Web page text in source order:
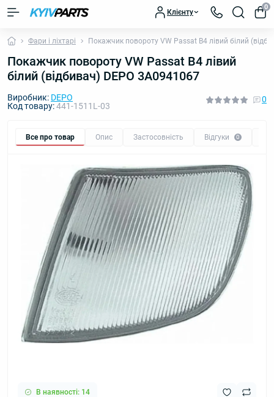
Клієнту
0
Фари і ліхтарі Покажчик повороту VW Passat B4 лівий білий
Покажчик повороту VW Passat B4 лівий
білий (відбивач) DEPO 3A0941067
Виробник: DEPO
Код товару:441-1511L-03
0
Все про товар Опис Застосовність Відгуки 0
В наявності: 14